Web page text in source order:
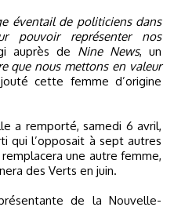
éventail de politiciens dans
pouvoir représenter nos
auprès de Nine News, un
que nous mettons en valeur
cette femme d’origine
a remporté, samedi 6 avril,
qui l’opposait à sept autres
une autre femme,
des Verts en juin.
de la Nouvelle-